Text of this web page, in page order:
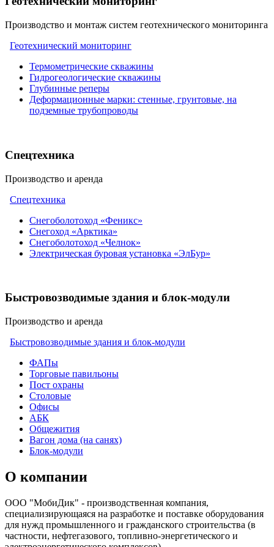
Производство и монтаж систем геотехнического мониторинга
Геотехнический мониторинг
Термометрические скважины
Гидрогеологические скважины
Глубинные реперы
Деформационные марки: стенные, грунтовые, на
подземные трубопроводы
Спецтехника
Производство и аренда
Спецтехника
Снегоболотоход «Феникс»
Снегоход «Арктика»
Снегоболотоход «Челнок»
Электрическая буровая установка «ЭлБур»
Быстровозводимые здания и блок-модули
Производство и аренда
Быстровозводимые здания и блок-модули
ФАПы
Торговые павильоны
Пост охраны
Столовые
Офисы
АБК
Общежития
Вагон дома (на санях)
Блок-модули
О компании
ООО "МобиДик" - производственная компания,
специализирующаяся на разработке и поставке оборудования
для нужд промышленного и гражданского строительства (в
частности, нефтегазового, топливно-энергетического и